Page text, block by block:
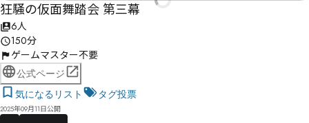
狂騒の仮面舞踏会 第三幕
6人
150分
ゲームマスター不要
公式ページ
気になるリスト
タグ投票
2025年09月11日公開